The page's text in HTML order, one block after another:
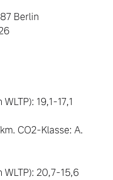
Berlin
19,1-17,1
CO2-Klasse: A.
20,7-15,6